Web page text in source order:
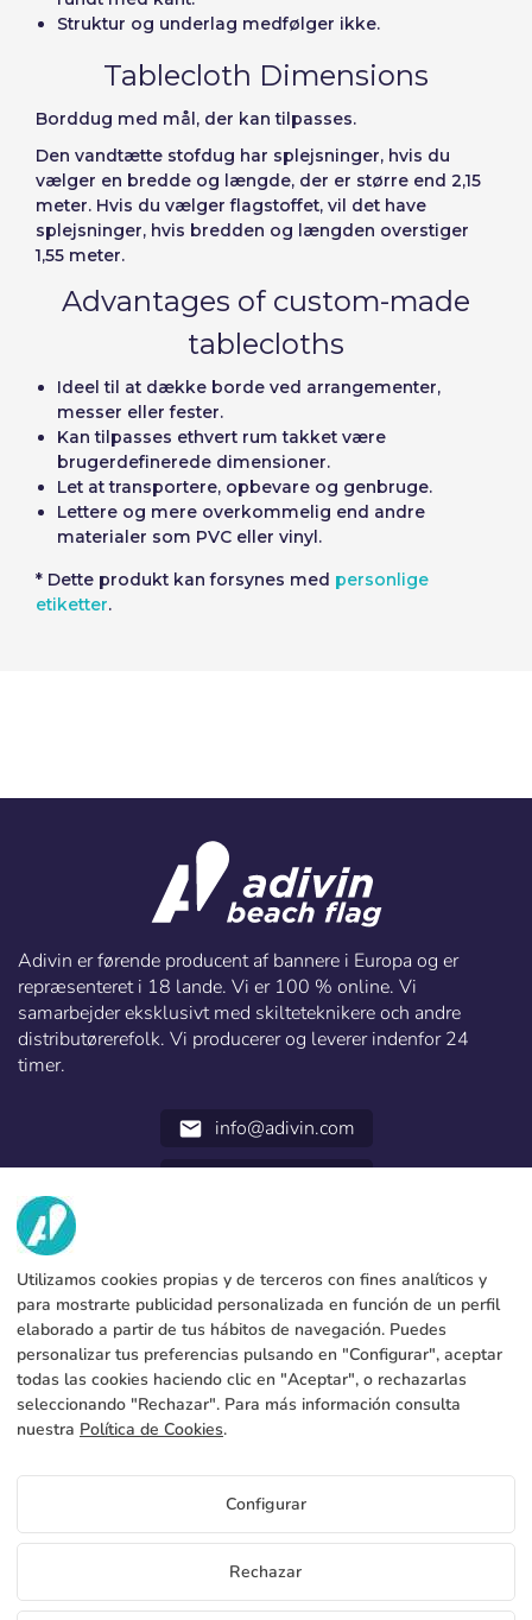
Struktur og underlag medfølger ikke.
Tablecloth Dimensions
Borddug med mål, der kan tilpasses.
Den vandtætte stofdug har splejsninger, hvis du
vælger en bredde og længde, der er større end 2,15
meter. Hvis du vælger flagstoffet, vil det have
splejsninger, hvis bredden og længden overstiger
1,55 meter.
Advantages of custom-made
tablecloths
Ideel til at dække borde ved arrangementer,
messer eller fester.
Kan tilpasses ethvert rum takket være
brugerdefinerede dimensioner.
Let at transportere, opbevare og genbruge.
Lettere og mere overkommelig end andre
materialer som PVC eller vinyl.
* Dette produkt kan forsynes med personlige
etiketter.
Adivin er førende producent af bannere i Europa og er
repræsenteret i 18 lande. Vi er 100 % online. Vi
samarbejder eksklusivt med skilteteknikere och andre
distributørerefolk. Vi producerer og leverer indenfor 24
timer.
email info@adivin.com
VI HAR?
Fabrik
Kontakt
Blog
TJENESTER
Betalingsformer
Produktion og forsendelse
FAQs
JURIDISKE DATA
Juridisk meddelelse
Generelle vilkår og betingelser
Cookies policy
Fortrolighedspolitik
DK
Utilizamos cookies propias y de terceros con fines analíticos y
para mostrarte publicidad personalizada en función de un perfil
elaborado a partir de tus hábitos de navegación. Puedes
personalizar tus preferencias pulsando en "Configurar", aceptar
todas las cookies haciendo clic en "Aceptar", o rechazarlas
seleccionando "Rechazar". Para más información consulta
nuestra Política de Cookies.
Configurar
Rechazar